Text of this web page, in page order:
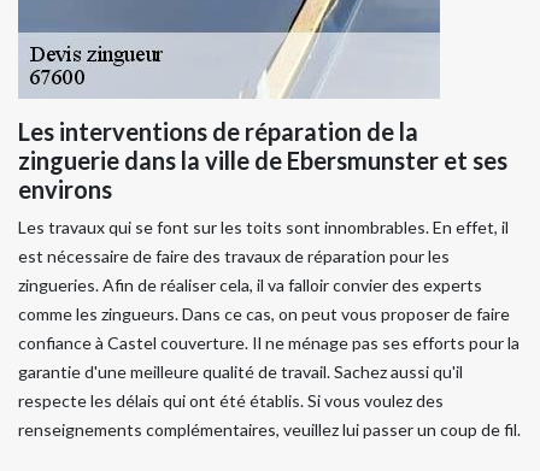
Les interventions de réparation de la
zinguerie dans la ville de Ebersmunster et ses
environs
Les travaux qui se font sur les toits sont innombrables. En effet, il
est nécessaire de faire des travaux de réparation pour les
zingueries. Afin de réaliser cela, il va falloir convier des experts
comme les zingueurs. Dans ce cas, on peut vous proposer de faire
confiance à Castel couverture. Il ne ménage pas ses efforts pour la
garantie d'une meilleure qualité de travail. Sachez aussi qu'il
respecte les délais qui ont été établis. Si vous voulez des
renseignements complémentaires, veuillez lui passer un coup de fil.